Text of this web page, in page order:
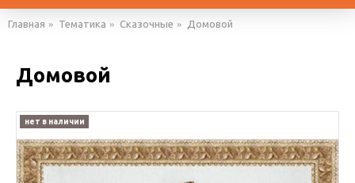
Главная Тематика Сказочные Домовой
Домовой
нет в наличии